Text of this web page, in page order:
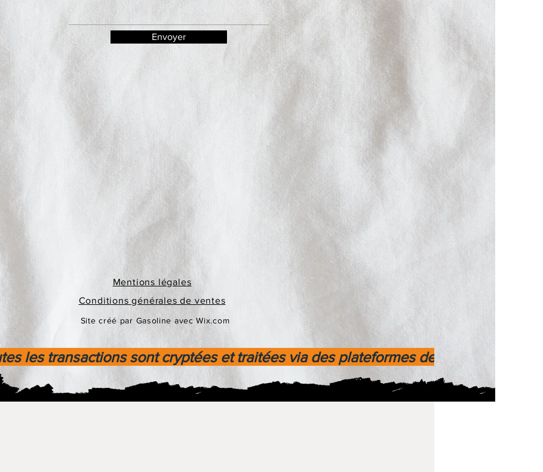
Envoyer
Mentions légales
Conditions générales de ventes
Site créé par Gasoline avec Wix.com
les transactions sont cryptées et traitées via des plateformes de paiement